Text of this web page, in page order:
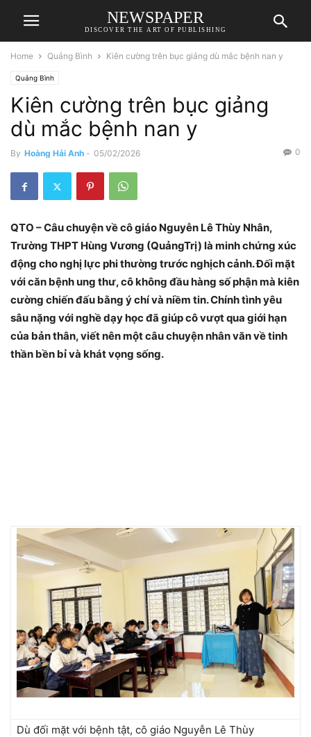
NEWSPAPER
DISCOVER THE ART OF PUBLISHING
Home Quảng Bình Kiên cường trên bục giảng dù mắc bệnh nan y
Quảng Bình
Kiên cường trên bục giảng
dù mắc bệnh nan y
By Hoàng Hải Anh - 05/02/2026 0
QTO – Câu chuyện về cô giáo Nguyễn Lê Thùy Nhân,
Trường THPT Hùng Vương (QuảngTrị) là minh chứng xúc
động cho nghị lực phi thường trước nghịch cảnh. Đối mặt
với căn bệnh ung thư, cô không đầu hàng số phận mà kiên
cường chiến đấu bằng ý chí và niềm tin. Chính tình yêu
sâu nặng với nghề dạy học đã giúp cô vượt qua giới hạn
của bản thân, viết nên một câu chuyện nhân văn về tinh
thần bền bỉ và khát vọng sống.
Dù đối mặt với bệnh tật, cô giáo Nguyễn Lê Thùy